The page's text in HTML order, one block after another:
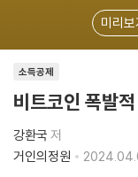
미리보
소득공제
비트코인 폭발
강환국 저
거인의정원